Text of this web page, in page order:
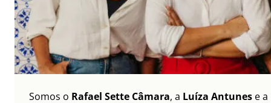
Somos o Rafael Sette Câmara, a Luíza Antunes e a